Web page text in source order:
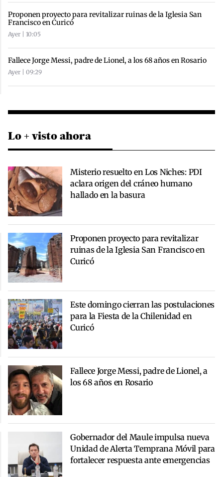
Proponen proyecto para revitalizar ruinas de la Iglesia San
Francisco en Curicó
Ayer | 10:05
Fallece Jorge Messi, padre de Lionel, a los 68 años en Rosario
Ayer | 09:29
Lo + visto ahora
Misterio resuelto en Los Niches: PDI
aclara origen del cráneo humano
hallado en la basura
Proponen proyecto para revitalizar
ruinas de la Iglesia San Francisco en
Curicó
Este domingo cierran las postulaciones
para la Fiesta de la Chilenidad en
Curicó
Fallece Jorge Messi, padre de Lionel, a
los 68 años en Rosario
Gobernador del Maule impulsa nueva
Unidad de Alerta Temprana Móvil para
fortalecer respuesta ante emergencias